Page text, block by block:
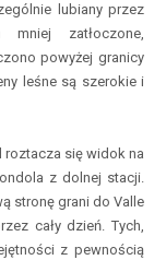
lubiany przez
zatłoczone,
powyżej granicy
leśne są szerokie i
roztacza się widok na
z dolnej stacji.
stronę grani do Valle
cały dzień. Tych,
z pewnością